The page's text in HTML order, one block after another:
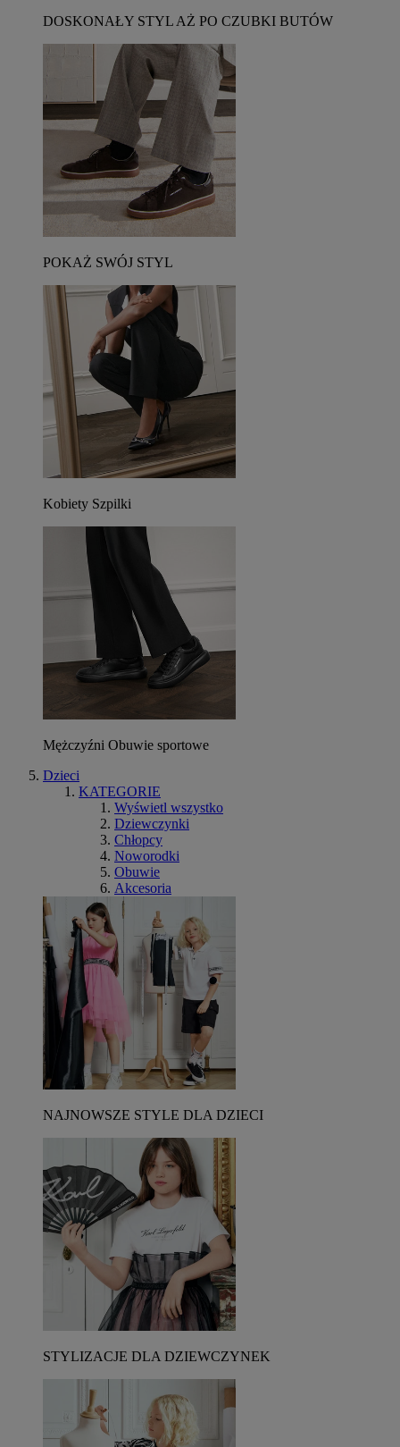
DOSKONAŁY STYL AŻ PO CZUBKI BUTÓW
POKAŻ SWÓJ STYL
Kobiety Szpilki
Mężczyźni Obuwie sportowe
Dzieci
KATEGORIE
Wyświetl wszystko
Dziewczynki
Chłopcy
Noworodki
Obuwie
Akcesoria
NAJNOWSZE STYLE DLA DZIECI
STYLIZACJE DLA DZIEWCZYNEK